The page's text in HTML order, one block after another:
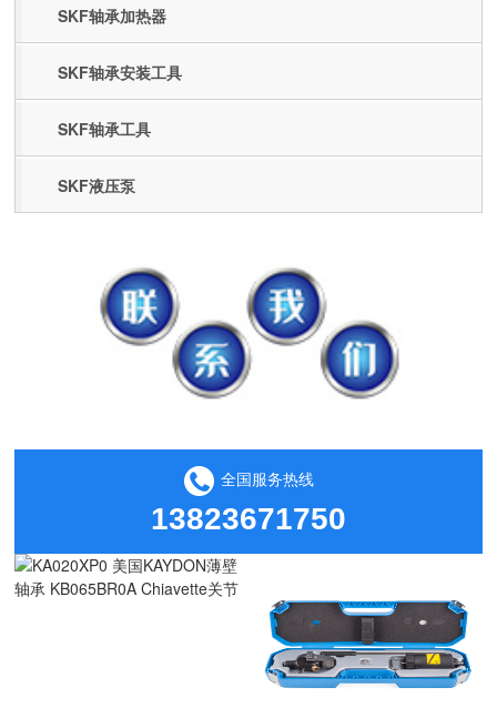
SKF轴承加热器
SKF轴承安装工具
SKF轴承工具
SKF液压泵
全国服务热线
13823671750